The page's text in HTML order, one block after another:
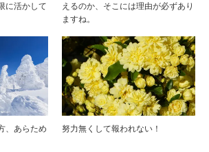
に活かして
えるのか、そこには理由が必ずあり
ますね。
、あらため
努力無くして報われない！